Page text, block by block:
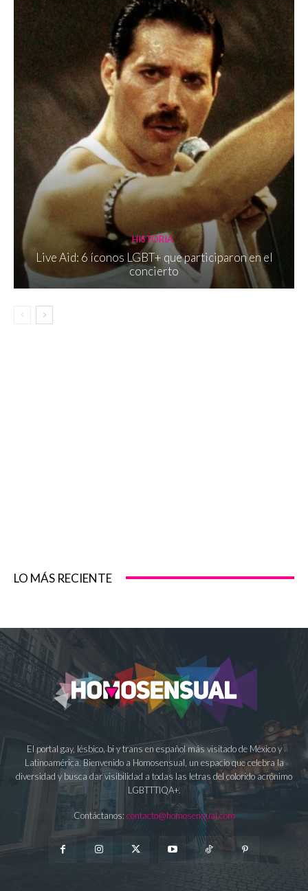
HISTORIA
Live Aid: 6 íconos LGBT+ que participaron en el
concierto
LO MÁS RECIENTE
El portal gay, lésbico, bi y trans en español más visitado de México y
Latinoamérica. Bienvenido a Homosensual, un espacio que celebra la
diversidad y busca dar visibilidad a todas las letras del colorido acrónimo
LGBTTTIQA+.
Contáctanos: contacto@homosensual.com